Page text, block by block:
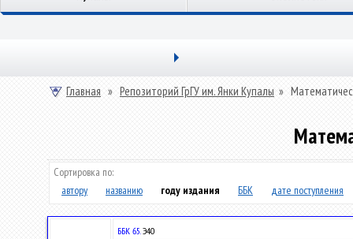
Главная » Репозиторий ГрГУ им. Янки Купалы »
Сортировка по:
автору
названию году издания ББК дате поступления
ББК 65.Э40